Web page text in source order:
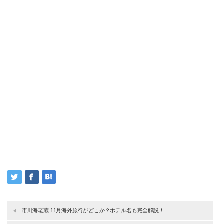
市川海老蔵 11月海外旅行がどこか？ホテル名も完全解説！